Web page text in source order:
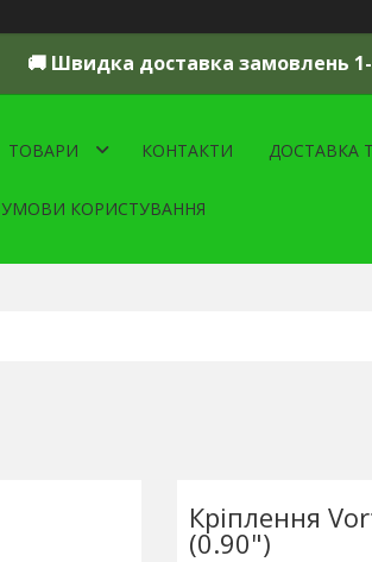
🚚 Швидка доставка замовлень 1-
ТОВАРИ КОНТАКТИ ДОСТАВКА
УМОВИ КОРИСТУВАННЯ
Кріплення
(0.90")